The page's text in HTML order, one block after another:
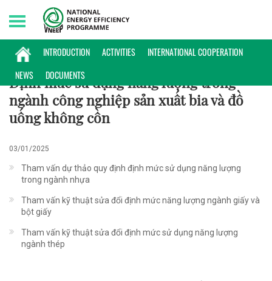
INTRODUCTION ACTIVITIES
INTERNATIONAL COOPERATION
NEWS
DOCUMENTS
Sunday, 09/08/2026 | 01:15 GMT+7
CHÍNH SÁCH
Định mức sử dụng năng lượng trong
ngành công nghiệp sản xuất bia và đồ
uống không cồn
03/01/2025
Tham vấn dự thảo quy định định mức sử dụng năng lượng
trong ngành nhựa
Tham vấn kỹ thuật sửa đổi định mức năng lượng ngành giấy và
bột giấy
Tham vấn kỹ thuật sửa đổi định mức sử dụng năng lượng
ngành thép